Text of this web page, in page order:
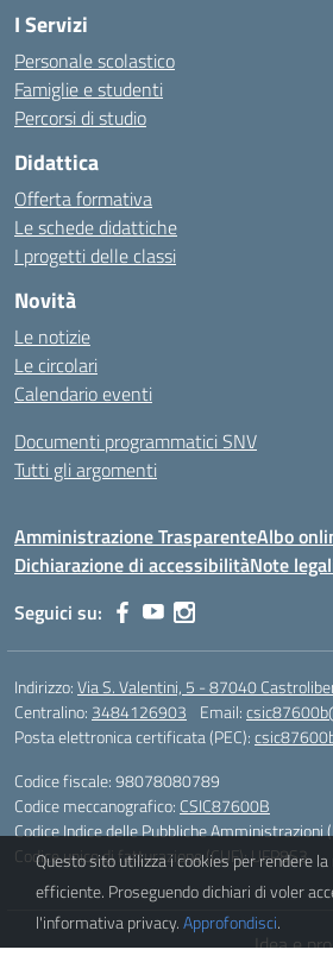
I Servizi
Personale scolastico
Famiglie e studenti
Percorsi di studio
Didattica
Offerta formativa
Le schede didattiche
I progetti delle classi
Novità
Le notizie
Le circolari
Calendario eventi
Documenti programmatici SNV
Tutti gli argomenti
Amministrazione TrasparenteAlbo
Dichiarazione di accessibilitàNote
Seguici su:
Indirizzo:Via S. Valentini, 5 - 87040
Centralino: 3484126903 Email:
Posta elettronica certificata (PEC):
Codice fiscale: 98078080789
Codice meccanografico: CSIC87600B
Codice Indice delle Pubbliche
Codice unico di fatturazione (CUF): UFP8S3
Idea e
Questo sito utilizza i cookies per rendere
efficiente. Proseguendo dichiari di voler
l'informativa privacy.Approfondisci.